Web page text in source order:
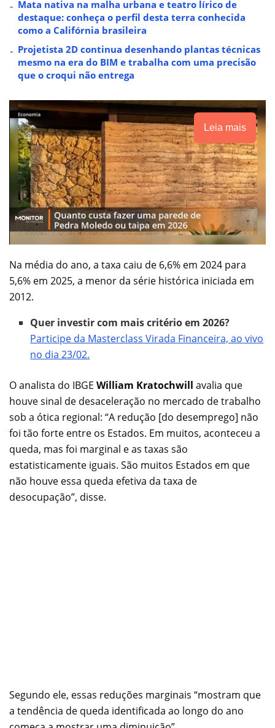
Mata nativa na malha urbana e teatro lírico de
destaque: conheça o perfil desta terra conhecida
como a Califórnia brasileira
Projetista 2D continua desenhando plantas técnicas
mesmo na era do BIM e trabalha com uma precisão
que o croqui não entrega
Leia mais
Na média do ano, a taxa caiu de 6,6% em 2024 para
5,6% em 2025, a menor da série histórica iniciada em
2012.
Quer investir com mais critério em 2026?
Participe da Masterclass Virada Financeira, ao vivo
no dia 23/02.
O analista do IBGE William Kratochwill avalia que
houve sinal de desaceleração no mercado de trabalho
sob a ótica regional: “A redução [do desemprego] não
foi tão forte entre os Estados. Em muitos, aconteceu a
queda, mas foi marginal e as taxas são
estatisticamente iguais. São muitos Estados em que
não houve essa queda efetiva da taxa de
desocupação”, disse.
Segundo ele, essas reduções marginais “mostram que
a tendência de queda identificada ao longo do ano